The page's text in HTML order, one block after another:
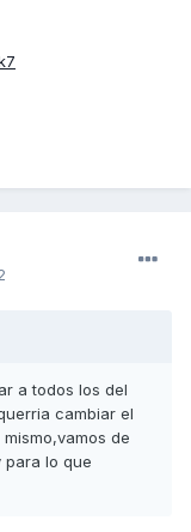
a todos los del
cambiar el
de
para lo que